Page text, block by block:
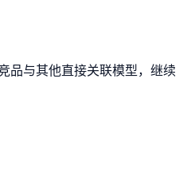
品与其他直接关联模型，继续